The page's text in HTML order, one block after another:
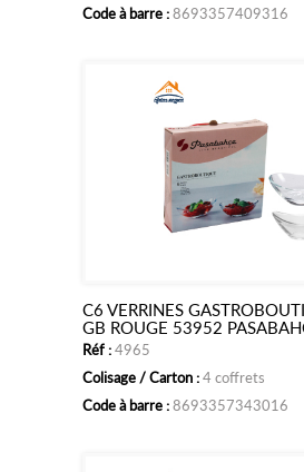
Code à barre :8693357409316
Ajouter
panier
C6 VERRINES
GB ROUGE 53952
Réf :4965
Colisage / Carton :4 coffrets
Code à barre :8693357343016